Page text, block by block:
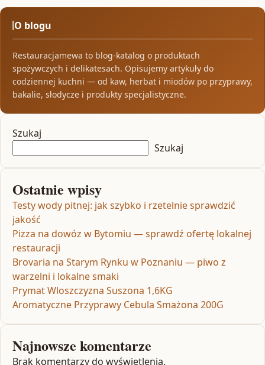
O blogu
Restauracjamewa to blog-katalog o produktach
spożywczych i delikatesach. Opisujemy artykuły do
codziennej kuchni — od kaw, herbat i miodów po przyprawy,
bakalie, słodycze i produkty specjalistyczne.
Szukaj
Szukaj
Ostatnie wpisy
Testy wody pitnej: jak szybko i rzetelnie sprawdzić
jakość
Pizza na dowóz w Bytomiu — sprawdź ofertę lokalnej
restauracji
Brovaria na Starym Rynku w Poznaniu — piwo z
warzelni i lokalne smaki
Prymat Wloszczyzna Suszona 1,6KG
Aromatyczne Przyprawy Cebula Smażona 200G
Najnowsze komentarze
Brak komentarzy do wyświetlenia.